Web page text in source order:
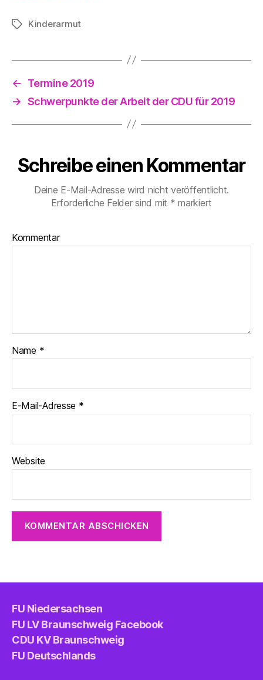
Schlagwörter
Kinderarmut
←
Termine 2019
→ Schwerpunkte der Arbeit der CDU für 2019
Schreibe einen Kommentar
Deine E-Mail-Adresse wird nicht veröffentlicht.
Erforderliche Felder sind mit * markiert
Kommentar
Name *
E-Mail-Adresse *
Website
FU Niedersachsen
FU LV Braunschweig Facebook
CDU KV Braunschweig
FU Deutschlands